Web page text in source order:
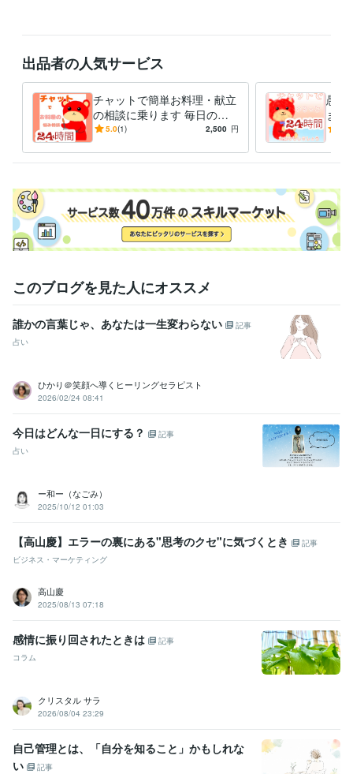
出品者の人気サービス
チャットで簡単お料理・献立
の相談に乗ります 毎日の献
立や栄養に悩んでいる方、一
5.0(1) 2,500 円
愚痴
ます
心！
このブログを見た人にオススメ
誰かの言葉じゃ、あなたは一生変わらない
記事
占い
ひかり＠笑顔へ導くヒーリングセラピスト
2026/02/24 08:41
今日はどんな一日にする？
記事
占い
ー和ー（なごみ）
2025/10/12 01:03
【高山慶】エラーの裏にある"思考のクセ"に気づくとき
記事
ビジネス・マーケティング
高山慶
2025/08/13 07:18
感情に振り回されたときは
記事
コラム
クリスタル サラ
2026/08/04 23:29
自己管理とは、「自分を知ること」かもしれな
い
記事